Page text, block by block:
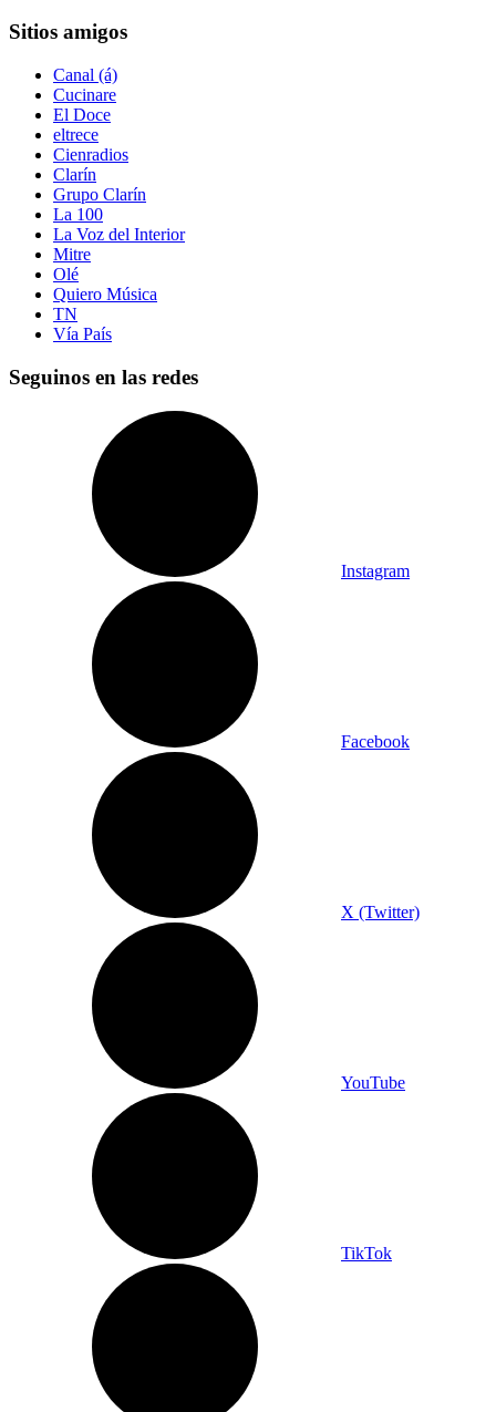
Sitios amigos
Canal (á)
Cucinare
El Doce
eltrece
Cienradios
Clarín
Grupo Clarín
La 100
La Voz del Interior
Mitre
Olé
Quiero Música
TN
Vía País
Seguinos en las redes
Instagram
Facebook
X (Twitter)
YouTube
TikTok